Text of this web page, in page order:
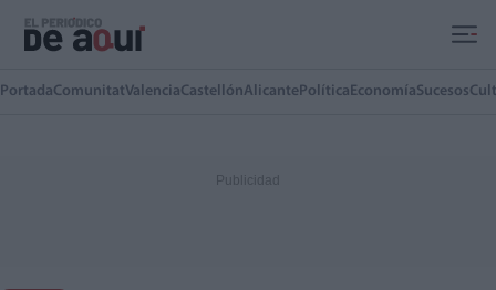
PortadaComunitatValenciaCastellónAlicante Política EconomíaSucesos